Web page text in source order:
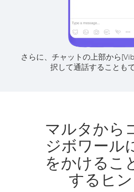
さらに、チャットの上部から
択して通話することも
マルタから
ジボワール
をかけるこ
するヒン